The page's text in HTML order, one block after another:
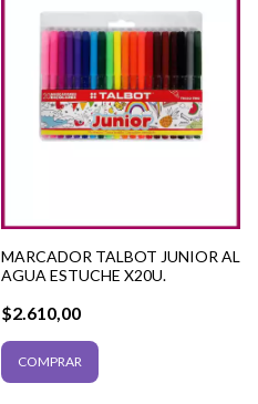
MARCADOR TALBOT JUNIOR AL
AGUA ESTUCHE X20U.
$2.610,00